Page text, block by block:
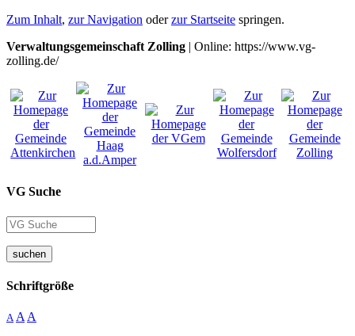
Zum Inhalt, zur Navigation oderzur Startseite springen.
Verwaltungsgemeinschaft Zolling | Online: https://www.vg-
zolling.de/
VG Suche
suchen
Schriftgröße
A A A